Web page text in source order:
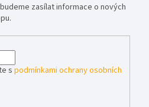
zasílat informace o nových
s podmínkami ochrany osobních